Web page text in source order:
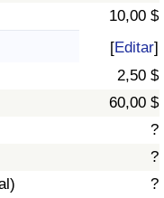
10,00 $
[Editar]
2,50 $
60,00 $
?
?
?